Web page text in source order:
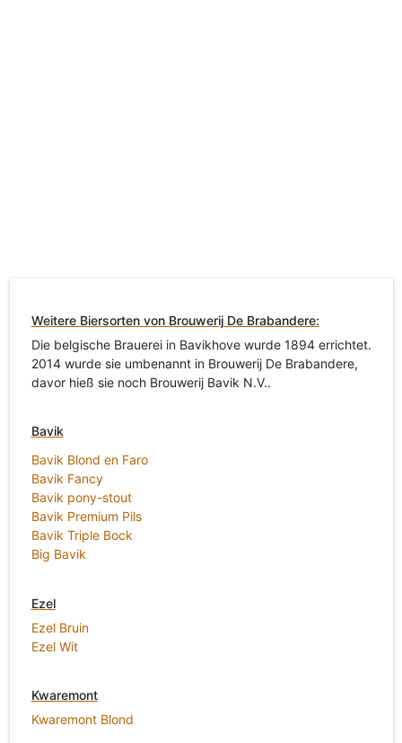
Weitere Biersorten von Brouwerij De Brabandere:
Die belgische Brauerei in Bavikhove wurde 1894 errichtet.
2014 wurde sie umbenannt in Brouwerij De Brabandere,
davor hieß sie noch Brouwerij Bavik N.V..
Bavik
Bavik Blond en Faro
Bavik Fancy
Bavik pony-stout
Bavik Premium Pils
Bavik Triple Bock
Big Bavik
Ezel
Ezel Bruin
Ezel Wit
Kwaremont
Kwaremont Blond